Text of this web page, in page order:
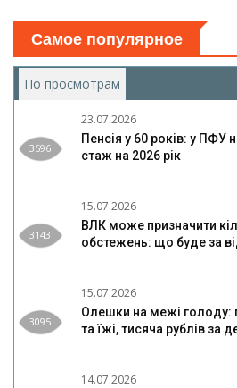
Самое популярное
По просмотрам
3596
23.07.2026
Пенсія у 60 років: у ПФУ
стаж на 2026 рік
3143
15.07.2026
ВЛК може призначити
обстежень: що буде за
3095
15.07.2026
Олешки на межі голоду:
та їжі, тисяча рублів за
14.07.2026